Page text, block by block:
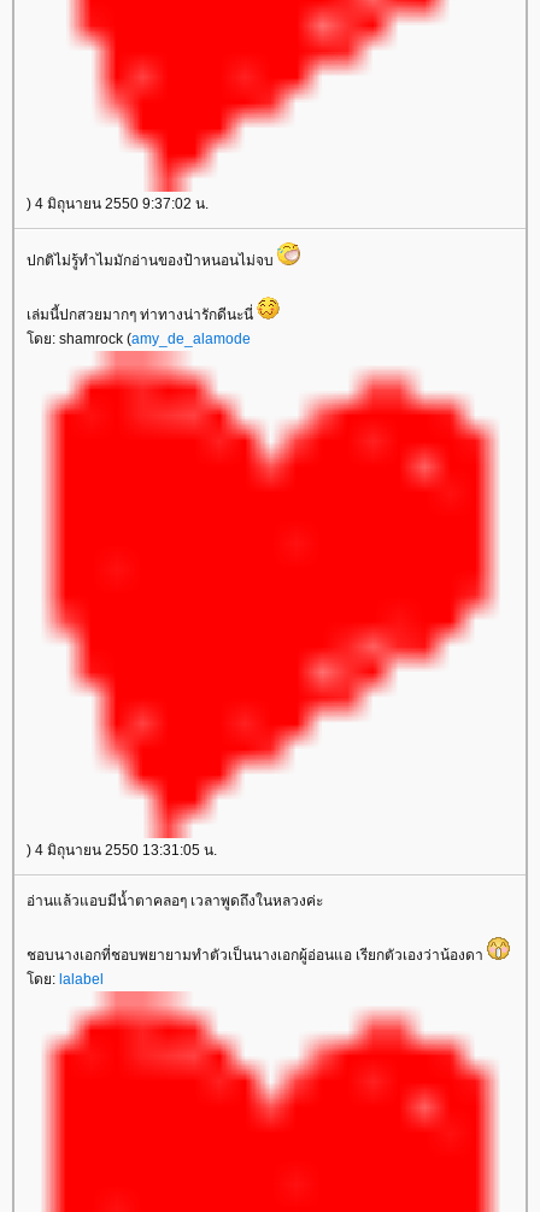
) 4 มิถุนายน 2550 9:37:02 น.
ปกติไม่รู้ทำไมมักอ่านของป้าหนอนไม่จบ
เล่มนี้ปกสวยมากๆ ท่าทางน่ารักดีนะนี่
ดย: shamrock (amy_de_alamode
) 4 มิถุนายน 2550 13:31:05 น.
อ่านแล้วแอบมีน้ำตาคลอๆ เวลาพูดถึงในหลวงค่ะ
ชอบนางเอกที่ชอบพยายามทำตัวเป็นนางเอกผู้อ่อนแอ เรียกตัวเองว่าน้องดา
ดย: lalabel